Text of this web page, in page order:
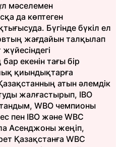
мәселемен
да көптеген
Бүгінде бүкіл ел
жағдайын талқылап
екенін тағы бір
қиындықтарға
атын әлемдік
жалғастырып, IBO
WBO чемпионы
пен IBO және WBC
Асенджоны жеңіп,
Қазақстанға WBC